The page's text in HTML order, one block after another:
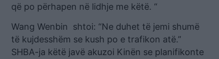
që po përhapen në lidhje me këtë. “
Wang Wenbin shtoi: “Ne duhet të jemi shumë
të kujdesshëm se kush po e trafikon atë.”
SHBA-ja këtë javë akuzoi Kinën se planifikonte